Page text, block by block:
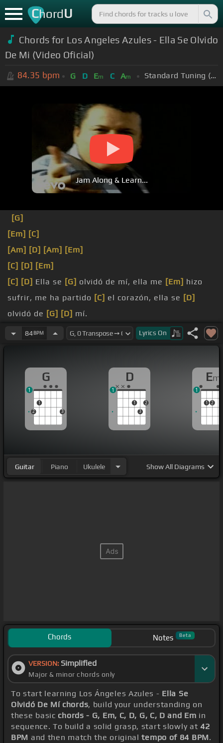
ChordU
Chords for Los Angeles Azules - Ella Se Olvido
De Mi (Video Oficial)
84.35 bpm G D Em C Am Standard Tuning (EADGBE)
Jam Along & Learn...
[G]
[Em] [C]
[Am] [D] [Am] [Em]
[C] [D] [Em]
[C] [D] Ella se [G] olvidó de mí, ella me [Em] hizo
sufrir, me ha partido [C] el corazón, ella se [D]
olvidó de [G] [D] mí.
Callen, callen, callen, callen, no me[Em]
soporto más,[D]mi
Callen, callen, callen, callen, no se burlen de mi
dolor, con ella conocí el amor, y me
[D]
olvidas.
Perdóname mi amor, por mencionar tu nombre
84BPM Lyrics On
G
2
1
3
1
D
1
3
2
1
Em
1 2
1
Guitar Piano Ukulele ShowAll Diagrams
Chords Notes Beta
VERSION: Simplified
Major & minor chords only
To start learning Los Ángeles Azules - Ella Se
Olvidó De Mí chords, build your understanding on
these basic chords - G, Em, C, D, G, C, D and Em in
sequence. To build a solid grasp, start slowly at42
BPM and then match the originaltempo of 84 BPM.